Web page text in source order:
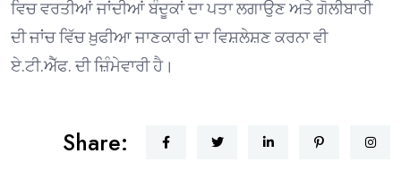
ਵਿਚ ਵਰਤੀਆਂ ਜਾਂਦੀਆਂ ਬੰਦੂਕਾਂ ਦਾ ਪਤਾ ਲਗਾਉਣ ਅਤੇ ਗੋਲੀਬਾਰੀ
ਦੀ ਜਾਂਚ ਵਿੱਚ ਖ਼ੁਫੀਆ ਜਾਣਕਾਰੀ ਦਾ ਵਿਸ਼ਲੇਸ਼ਣ ਕਰਨਾ ਵੀ
ਏ.ਟੀ.ਐੱਫ. ਦੀ ਜ਼ਿੰਮੇਵਾਰੀ ਹੈ।
Share: